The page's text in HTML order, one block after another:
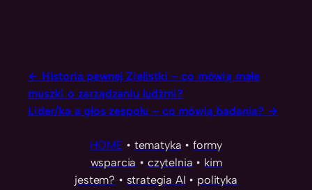
Historia pewnej Zielistki – co mówią małe
muszki o zarządzaniu ludźmi?
Lider/ka a głos zespołu – co mówią badania?
HOME • tematyka • formy
wsparcia • czytelnia • kim
jestem? • strategia AI • polityka